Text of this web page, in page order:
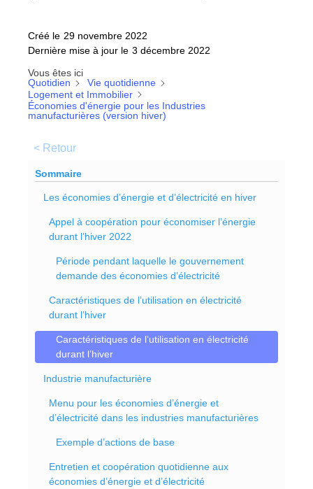
Créé le 29 novembre 2022
Dernière mise à jour le 3 décembre 2022
Vous êtes ici
Quotidien
Vie quotidienne
Logement et Immobilier
Économies d'énergie pour les Industries
manufacturières (version hiver)
< Retour
Sommaire
Les économies d’énergie et d’électricité en hiver
Appel à coopération pour économiser l’énergie
durant l’hiver 2022
Période pendant laquelle le gouvernement
demande des économies d’électricité
Caractéristiques de l’utilisation en électricité
durant l’hiver
Caractéristiques de l’utilisation en électricité
durant l’hiver
Industrie manufacturière
Menu pour les économies d’énergie et
d’électricité dans les industries manufacturières
Exemple d’actions de base
Entretien et coopération quotidienne aux
économies d’énergie et d’électricité